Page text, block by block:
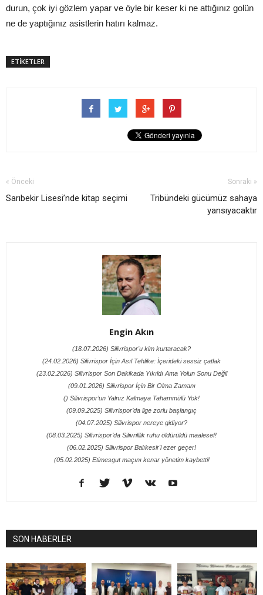
durun, çok iyi gözlem yapar ve öyle bir keser ki ne attığınız golün
ne de yaptığınız asistlerin hatırı kalmaz.
ETİKETLER
« Önceki
Sarıbekir Lisesi’nde kitap seçimi
Sonraki »
Tribündeki gücümüz sahaya
yansıyacaktır
Engin Akın
(18.07.2026) Silivrispor'u kim kurtaracak?
(24.02.2026) Silivrispor İçin Asıl Tehlike: İçerideki sessiz çatlak
(23.02.2026) Silivrispor Son Dakikada Yıkıldı Ama Yolun Sonu Değil
(09.01.2026) Silivrispor İçin Bir Olma Zamanı
() Silivrispor’un Yalnız Kalmaya Tahammülü Yok!
(09.09.2025) Silivrispor’da lige zorlu başlangıç
(04.07.2025) Silivrispor nereye gidiyor?
(08.03.2025) Silivrispor’da Silivrililik ruhu öldürüldü maalesef!
(06.02.2025) Silivrispor Balıkesir'i ezer geçer!
(05.02.2025) Etimesgut maçını kenar yönetim kaybetti!
SON HABERLER